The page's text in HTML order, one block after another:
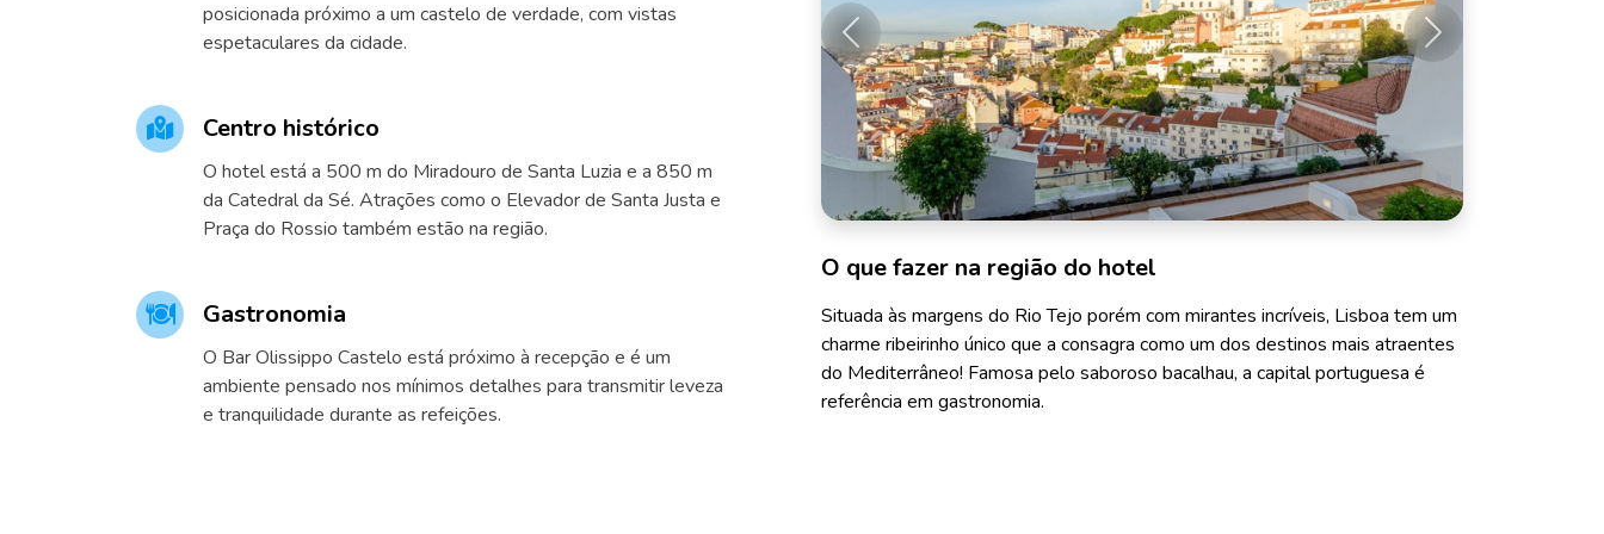
posicionada próximo a um castelo de verdade, com vistas
espetaculares da cidade.
Centro histórico
O hotel está a 500 m do Miradouro de Santa Luzia e a 850 m
da Catedral da Sé. Atrações como o Elevador de Santa Justa e
Praça do Rossio também estão na região.
Gastronomia
O Bar Olissippo Castelo está próximo à recepção e é um
ambiente pensado nos mínimos detalhes para transmitir leveza
e tranquilidade durante as refeições.
O que fazer na região do hotel
Anterior Próximo
Situada às margens do Rio Tejo porém com mirantes incríveis, Lisboa tem um
charme ribeirinho único que a consagra como um dos destinos mais atraentes
do Mediterrâneo! Famosa pelo saboroso bacalhau, a capital portuguesa é
referência em gastronomia.